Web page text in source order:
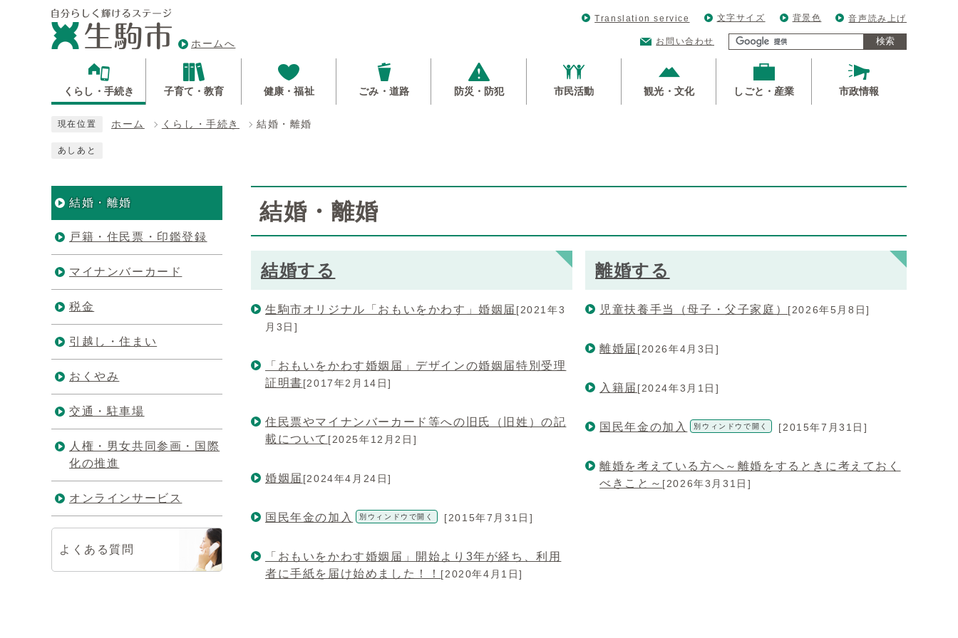
ホームへ
Translation service 文字サイズ 背景色 音声読み上げ
お問い合わせ 検索
くらし・手続き 子育て・教育 健康・福祉 ごみ・道路 防災・防犯 市民活動 観光・文化 しごと・産業 市政情報
現在位置 ホーム くらし・手続き 結婚・離婚
あしあと
結婚・離婚
結婚する
生駒市オリジナル「おもいをかわす」婚姻届 [2021年3
月3日]
「おもいをかわす婚姻届」デザインの婚姻届特別受理
証明書[2017年2月14日]
住民票やマイナンバーカード等への旧氏（旧姓）の記
載について [2025年12月2日]
婚姻届 [2024年4月24日]
国民年金の加入 別ウィンドウで開く [2015年7月31日]
「おもいをかわす婚姻届」開始より3年が経ち、利用
者に手紙を届け始めました！！ [2020年4月1日]
離婚する
児童扶養手当（母子・父子家庭） [2026年5月8日]
離婚届 [2026年4月3日]
入籍届 [2024年3月1日]
国民年金の加入 別ウィンドウで開く [2015年7月31日]
離婚を考えている方へ～離婚をするときに考えておく
べきこと～ [2026年3月31日]
結婚・離婚
戸籍・住民票・印鑑登録
マイナンバーカード
税金
引越し・住まい
おくやみ
交通・駐車場
人権・男女共同参画・国際
化の推進
オンラインサービス
よくある質問